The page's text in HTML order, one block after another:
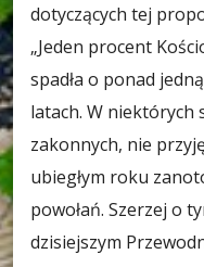
dotyczących tej
„Jeden procent
spadła o ponad
latach. W niektórych
zakonnych, nie
ubiegłym roku
powołań. Szerzej o
dzisiejszym